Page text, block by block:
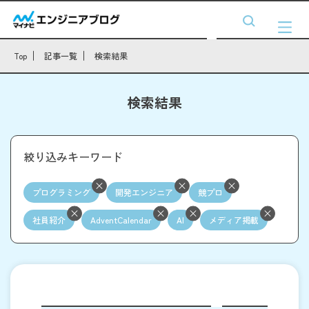
Top 記事一覧 検索結果
検索結果
絞り込みキーワード
プログラミング 開発エンジニア 競プロ
社員紹介 AdventCalendar AI メディア掲載